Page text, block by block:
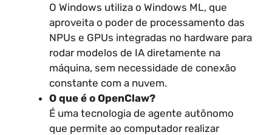
O Windows utiliza o Windows ML, que
aproveita o poder de processamento das
NPUs e GPUs integradas no hardware para
rodar modelos de IA diretamente na
máquina, sem necessidade de conexão
constante com a nuvem.
O que é o OpenClaw?
É uma tecnologia de agente autônomo
que permite ao computador realizar